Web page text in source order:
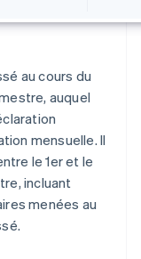
au cours du
auquel
mensuelle. Il
le 1er et le
incluant
menées au